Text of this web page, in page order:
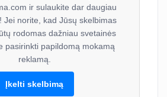
ir sulaukite dar daugiau
Jei norite, kad Jūsų skelbimas
rodomas dažniau svetainės
pasirinkti papildomą mokamą
reklamą.
Įkelti skelbimą